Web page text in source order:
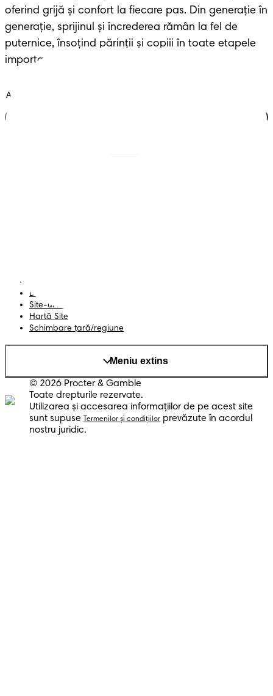
oferind grijă și confort la fiecare pas. Din generație în
generație, sprijinul și încrederea rămân la fel de
puternice, însoțind părinții și copiii în toate etapele
importante ale vieții.
Datele Mele
Site-ul PG
Hartă Site
Schimbare ţară/regiune
Meniu extins
© 2026 Procter & Gamble
Toate drepturile rezervate.
Utilizarea şi accesarea informaţiilor de pe acest site
sunt supuse
Termenilor şi condiţiilor prevăzute în acordul
nostru juridic.